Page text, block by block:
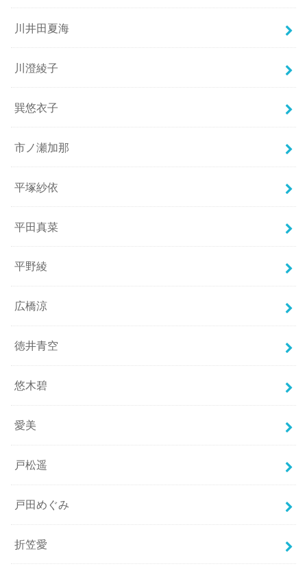
川井田夏海
川澄綾子
巽悠衣子
市ノ瀬加那
平塚紗依
平田真菜
平野綾
広橋涼
徳井青空
悠木碧
愛美
戸松遥
戸田めぐみ
折笠愛